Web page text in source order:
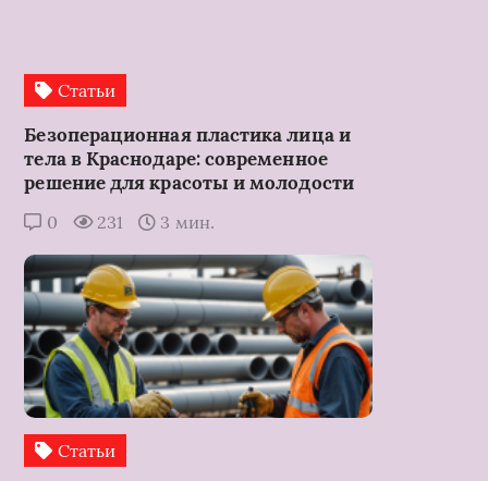
Статьи
Безоперационная пластика лица и
тела в Краснодаре: современное
решение для красоты и молодости
0 231 3 мин.
Статьи